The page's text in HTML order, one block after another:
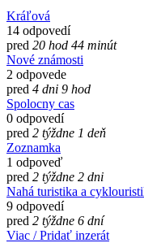
Kráľová
14 odpovedí
pred 20 hod 44 minút
Nové známosti
2 odpovede
pred 4 dni 9 hod
Spolocny cas
0 odpovedí
pred 2 týždne 1 deň
Zoznamka
1 odpoveď
pred 2 týždne 2 dni
Nahá turistika a
9 odpovedí
pred 2 týždne 6 dní
Viac / Pridať inzerát